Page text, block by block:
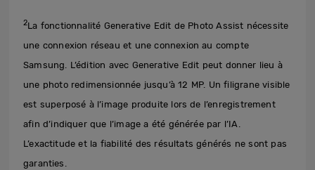
2La fonctionnalité Generative Edit de Photo Assist nécessite
une connexion réseau et une connexion au compte
Samsung. L’édition avec Generative Edit peut donner lieu à
une photo redimensionnée jusqu’à 12 MP. Un filigrane visible
est superposé à l’image produite lors de l’enregistrement
afin d’indiquer que l’image a été générée par l’IA.
L’exactitude et la fiabilité des résultats générés ne sont pas
garanties.